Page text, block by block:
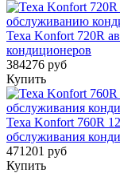
Texa Konfort 720R
кондиционеров
384276 руб
Купить
Texa Konfort 760R
обслуживания
471201 руб
Купить